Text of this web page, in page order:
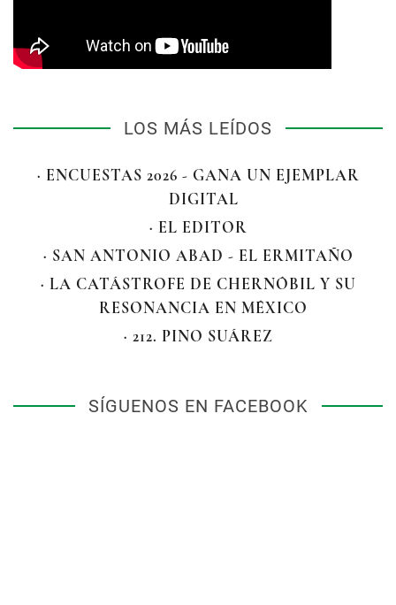
LOS MÁS LEÍDOS
· ENCUESTAS 2026 - GANA UN EJEMPLAR
DIGITAL
· EL EDITOR
· SAN ANTONIO ABAD - EL ERMITAÑO
· LA CATÁSTROFE DE CHERNÓBIL Y SU
RESONANCIA EN MÉXICO
· 212. PINO SUÁREZ
SÍGUENOS EN FACEBOOK